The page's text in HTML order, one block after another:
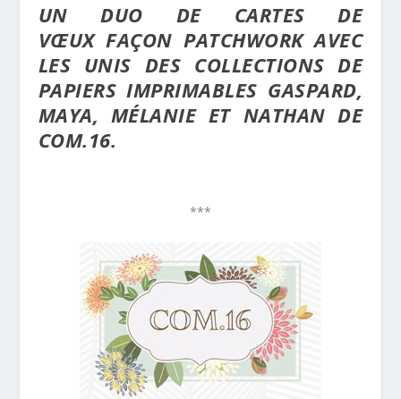
UN DUO DE CARTES DE
VŒUX FAÇON PATCHWORK AVEC
LES UNIS DES COLLECTIONS DE
PAPIERS IMPRIMABLES GASPARD,
MAYA, MÉLANIE ET NATHAN DE
COM.16.
***